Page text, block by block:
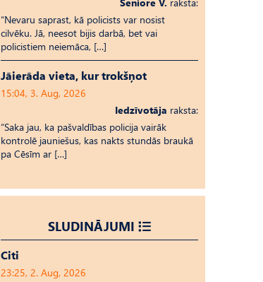
“Nevaru saprast, kā policists var nosist
cilvēku. Jā, neesot bijis darbā, bet vai
policistiem neiemāca, […]
Jāierāda vieta, kur trokšņot
15:04, 3. Aug, 2026
Iedzīvotāja raksta:
“Saka jau, ka pašvaldības policija vairāk
kontrolē jauniešus, kas nakts stundās braukā
pa Cēsīm ar […]
SLUDINĀJUMI
Citi
23:25, 2. Aug, 2026